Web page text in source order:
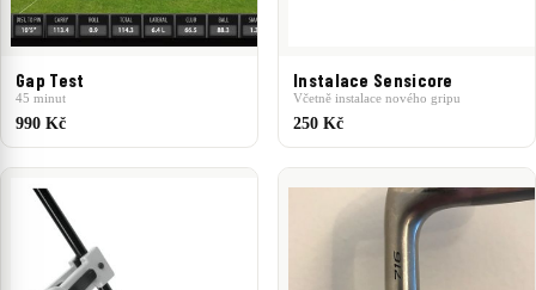
Gap Test
45 minut
990 Kč
Instalace Sensicore
Včetně instalace nového gripu
250 Kč